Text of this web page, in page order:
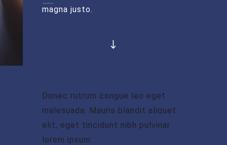
magna justo.
Donec rutrum congue leo eget
malesuada. Mauris blandit aliquet
elit, eget tincidunt nibh pulvinar
lorem ipsum.